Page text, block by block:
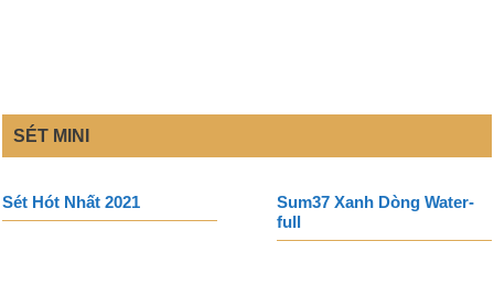
SÉT MINI
Sét Hót Nhất 2021
Sum37 Xanh Dòng Water-
full